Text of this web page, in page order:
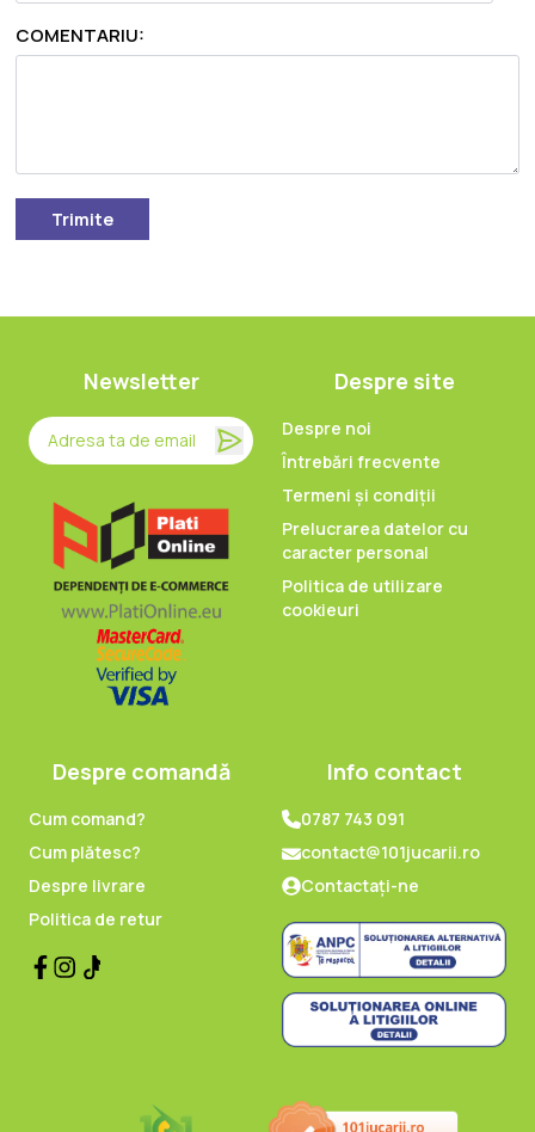
COMENTARIU:
Trimite
Newsletter Despre site
Despre noi
Întrebări frecvente
Termeni și condiții
Prelucrarea datelor cu
caracter personal
Politica de utilizare
cookieuri
Despre comandă
Cum comand?
Cum plătesc?
Despre livrare
Politica de retur
Info contact
0787 743 091
contact@101jucarii.ro
Contactați-ne